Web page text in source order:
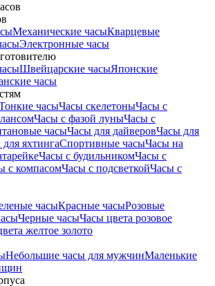
Механические часыКварцевые
Электронные часы
Швейцарские часыЯпонские
часы
часыЧасы скелетоныЧасы с
Часы с фазой луныЧасы с
часыЧасы для дайверовЧасы для
яхтингаСпортивные часыЧасы на
Часы с будильникомЧасы с
с компасомЧасы с подсветкойЧасы с
часыКрасные часыРозовые
Черные часыЧасы цвета розовое
желтое золото
Небольшие часы для мужчинМаленькие